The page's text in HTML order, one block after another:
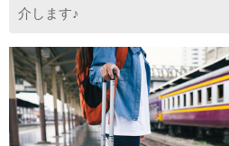
介します♪